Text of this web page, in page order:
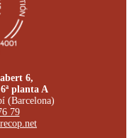
6,
planta A
(Barcelona)
79